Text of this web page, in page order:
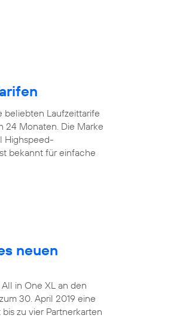
beliebten Laufzeittarife
24 Monaten. Die Marke
Highspeed-
bekannt für einfache
neuen
All in One XL an den
30. April 2019 eine
zu vier Partnerkarten